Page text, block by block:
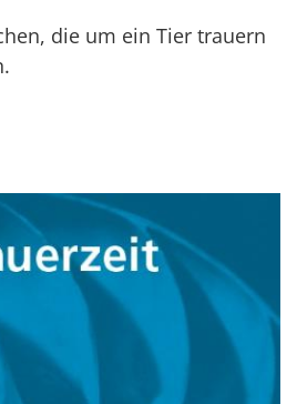
die um ein Tier trauern